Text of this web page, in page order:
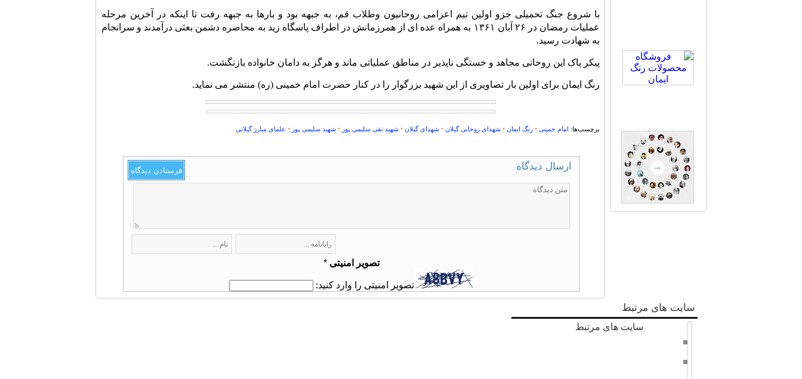
با شروع جنگ تحمیلی جزو اولین تیم اعزامی روحانیون وطلاب قم، به جبهه بود و بارها به جبهه رفت تا اینکه در آخرین مرحله
عملیات رمضان در ۲۶ آبان ۱۳۶۱ به همراه عده ای از همرزمانش در اطراف پاسگاه زید به محاصره دشمن بعثی درآمدند و سرانجام
به شهادت رسید.
پیکر پاک این روحانی مجاهد و خستگی ناپذیر در مناطق عملیاتی ماند و هرگز به دامان خانواده بازنگشت.
رنگ ایمان برای اولین بار تصاویری از این شهید بزرگوار را در کنار حضرت امام خمینی (ره) منتشر می نماید.
برچسب‌ها: امام خمینی • رنگ ایمان • شهدای روحانی گیلان • شهدای گیلان • شهید تقی سلیمی پور • شهید سلیمی پور • علمای مبارز گیلانی
فرستادن دیدگاه ارسال دیدگاه
تصویر امنیتی *
تصویر امنیتی را وارد کنید:
سایت های مرتبط
سایت های مرتبط